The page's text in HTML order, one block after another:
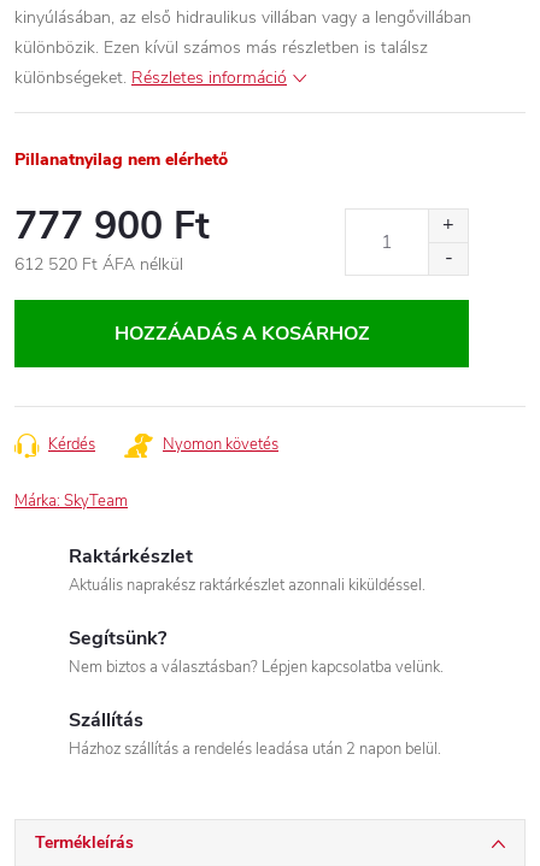
kinyúlásában, az első hidraulikus villában vagy a lengővillában
különbözik. Ezen kívül számos más részletben is találsz
különbségeket. Részletes információ
Pillanatnyilag nem elérhető
777 900 Ft
612 520 Ft ÁFA nélkül
HOZZÁADÁS A KOSÁRHOZ
Kérdés Nyomon követés
Márka: SkyTeam
Raktárkészlet
Aktuális naprakész raktárkészlet azonnali kiküldéssel.
Segítsünk?
Nem biztos a választásban? Lépjen kapcsolatba velünk.
Szállítás
Házhoz szállítás a rendelés leadása után 2 napon belül.
Termékleírás